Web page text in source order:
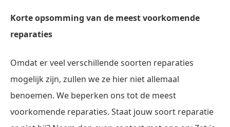
Korte opsomming van de meest voorkomende
reparaties
Omdat er veel verschillende soorten reparaties
mogelijk zijn, zullen we ze hier niet allemaal
benoemen. We beperken ons tot de meest
voorkomende reparaties. Staat jouw soort reparatie